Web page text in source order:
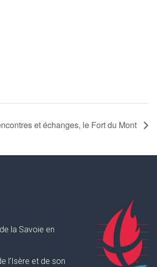
et échanges, le Fort du Mont
la Savoie en
l’Isère et de son